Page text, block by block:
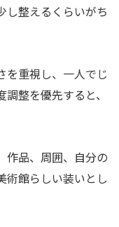
し整えるくらいがち
を重視し、一人でじ
整を優先すると、
作品、周囲、自分の
術館らしい装いとし